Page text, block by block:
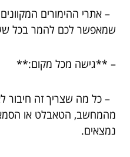
– אתרי ההימורים
שמאפשר לכם להמר בכל
– **גישה מכל מקום:**
– כל מה שצריך זה חיבור
מהמחשב, הטאבלט או
נמצאים.